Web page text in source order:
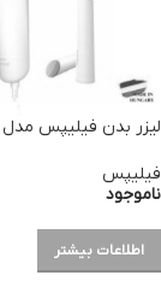
لیزر بدن فیلیپس مدل BRI923/60
فیلیپس
ناموجود
اطلاعات بیشتر